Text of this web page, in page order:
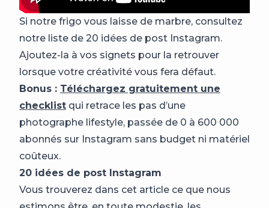
Si notre frigo vous laisse de marbre, consultez
notre liste de 20 idées de post Instagram.
Ajoutez-la à vos signets pour la retrouver
lorsque votre créativité vous fera défaut.
Bonus : Téléchargez gratuitement une
checklist qui retrace les pas d’une
photographe lifestyle, passée de 0 à 600 000
abonnés sur Instagram sans budget ni matériel
coûteux.
20 idées de post Instagram
Vous trouverez dans cet article ce que nous